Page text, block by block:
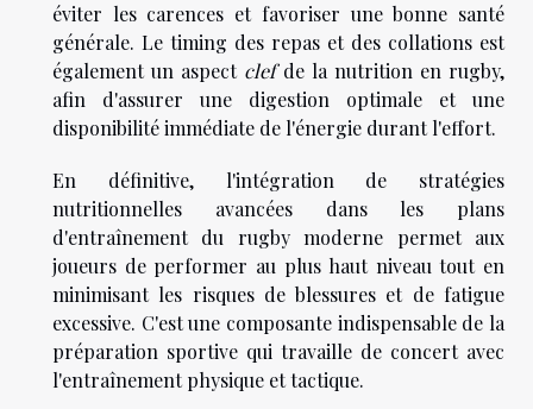
éviter les carences et favoriser une bonne santé
générale. Le timing des repas et des collations est
également un aspect clefde la nutrition en rugby,
afin d'assurer une digestion optimale et une
disponibilité immédiate de l'énergie durant l'effort.
En définitive, l'intégration de stratégies
nutritionnelles avancées dans les plans
d'entraînement du rugby moderne permet aux
joueurs de performer au plus haut niveau tout en
minimisant les risques de blessures et de fatigue
excessive. C'est une composante indispensable de la
préparation sportive qui travaille de concert avec
l'entraînement physique et tactique.